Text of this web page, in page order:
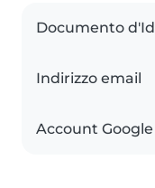
Documento
Indirizzo email
Account Google